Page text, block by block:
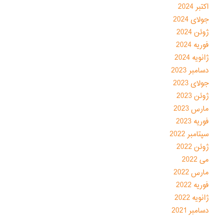
اکتبر 2024
جولای 2024
ژوئن 2024
فوریه 2024
ژانویه 2024
دسامبر 2023
جولای 2023
ژوئن 2023
مارس 2023
فوریه 2023
سپتامبر 2022
ژوئن 2022
می 2022
مارس 2022
فوریه 2022
ژانویه 2022
دسامبر 2021